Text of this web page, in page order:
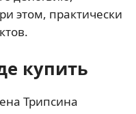
этом, практически
купить
Трипсина